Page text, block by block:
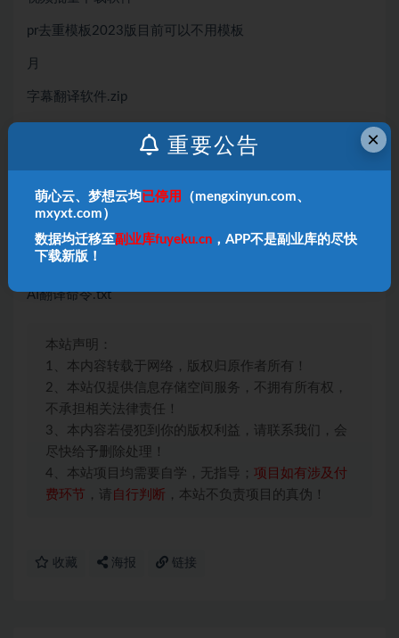
pr去重模板2023版目前可以不用模板
月
字幕翻译软件.zip
剪辑课程所有步骤.txt
必要网站合集,rar
AI翻译命令.txt
本站声明：
1、本内容转载于网络，版权归原作者所有！
2、本站仅提供信息存储空间服务，不拥有所有权，
不承担相关法律责任！
3、本内容若侵犯到你的版权利益，请联系我们，会
尽快给予删除处理！
4、本站项目均需要自学，无指导； 项目如有涉及付
费环节 ，请 自行判断 ，本站不负责项目的真伪！
收藏 海报 链接
×
重要公告
萌心云、梦想云均 已停用
（mengxinyun.com、
mxyxt.com）
数据均迁移至副业库fuyeku.cn ，APP不是副业库的尽快
下载新版！